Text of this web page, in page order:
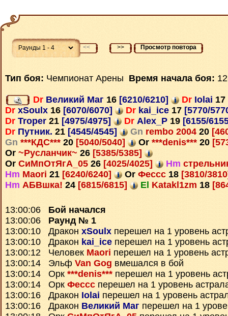
<< >> Просмотр повтора
Тип боя: Чемпионат Арены Время начала боя:
Dr Великий Маг 16 [6210/6210] Dr Iolai 17
Dr xSoulx 16 [6070/6070] Dr kai_ice 17 [5770/
Dr Troper 21 [4975/4975] Dr Alex_P 19 [6155/
Dr Путник. 21 [4545/4545] Gn rembo 2004 20
Gn ***КДС*** 20 [5040/5040] Or ***denis*** 20
Or ~Русланчик~ 26 [5385/5385]
Or СиМпОтЯгА_05 26 [4025/4025] Hm
Hm Maori 21 [6240/6240] Or Фессс 18 [3810/
Hm АБВшка! 24 [6815/6815] El Katakl1zm 18
13:00:06 Бой начался
13:00:06 Раунд № 1
13:00:10 Дракон xSoulx перешел на 1 уровень
13:00:10 Дракон kai_ice перешел на 1 уровень
13:00:12 Человек Maori перешел на 1 уровень
13:00:14 Эльф Van Gog вмешался в бой
13:00:14 Орк ***denis*** перешел на 1 уровень
13:00:14 Орк Фессс перешел на 1 уровень
13:00:16 Дракон Iolai перешел на 1 уровень
13:00:16 Дракон Великий Маг перешел на 1